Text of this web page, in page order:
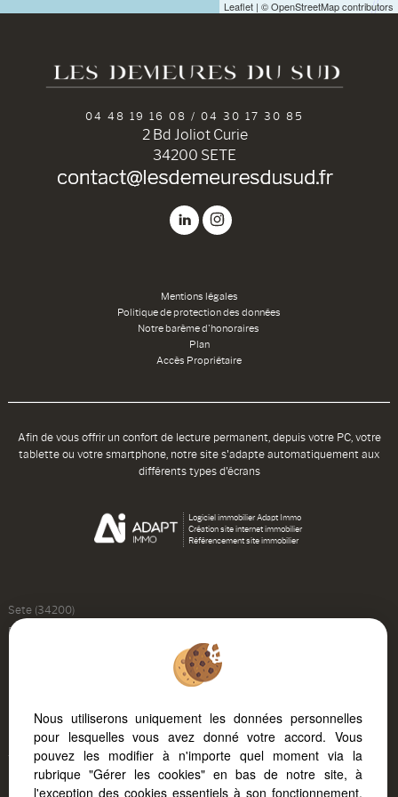
Leaflet | © OpenStreetMap contributors
04 48 19 16 08 / 04 30 17 30 85
2 Bd Joliot Curie
34200 SETE
Mentions légales
Politique de protection des données
Notre barème d'honoraires
Plan
Accès Propriétaire
Afin de vous offrir un confort de lecture permanent, depuis votre PC, votre
tablette ou votre smartphone, notre site s'adapte automatiquement aux
différents types d'écrans
Logiciel immobilier Adapt Immo
Création site internet immobilier
Référencement site immobilier
Sete (34200)
Bonnieux (84480)
Paris 5eme Arrondissement (75005)
Bouzigues (34140)
Balaruc Le Vieux (34540)
Toulouse (31200)
Poussan (34560)
Nous utiliserons uniquement les données personnelles
pour lesquelles vous avez donné votre accord. Vous
pouvez les modifier à n'importe quel moment via la
rubrique "Gérer les cookies" en bas de notre site, à
l'exception des cookies essentiels à son fonctionnement.